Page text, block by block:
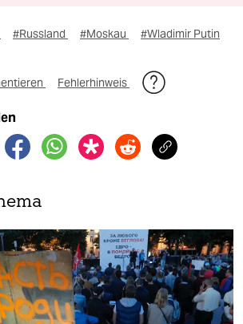
#Russland #Moskau #Wladimir Putin
Fehlerhinweis